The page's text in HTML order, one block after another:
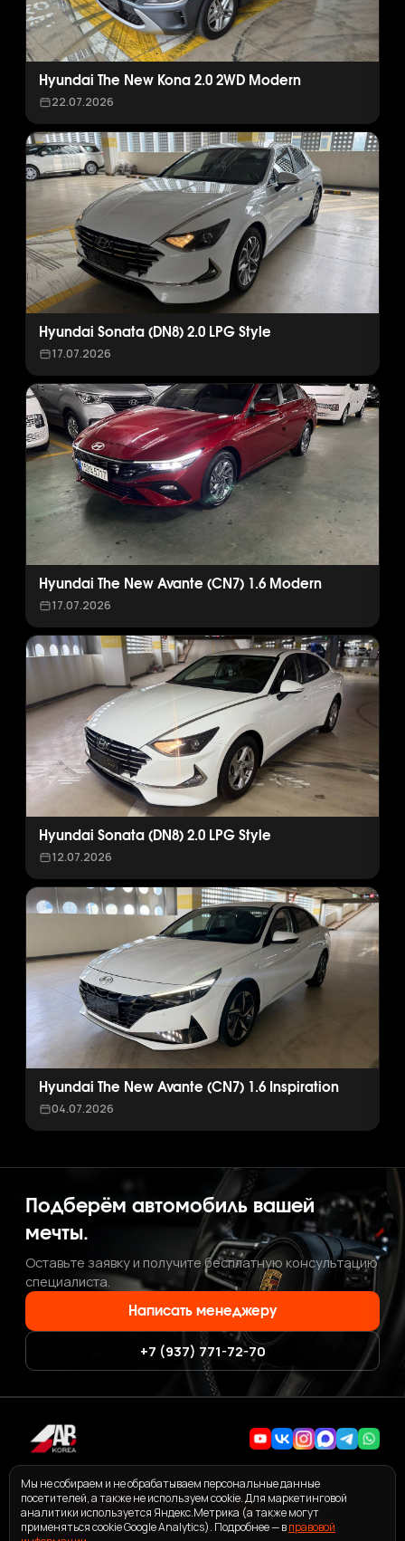
Hyundai The New Kona 2.0 2WD Modern
22.07.2026
Hyundai Sonata (DN8) 2.0 LPG Style
17.07.2026
Hyundai The New Avante (CN7) 1.6 Modern
17.07.2026
Hyundai Sonata (DN8) 2.0 LPG Style
12.07.2026
Hyundai The New Avante (CN7) 1.6 Inspiration
04.07.2026
Подберём автомобиль вашей
мечты.
Оставьте заявку и получите бесплатную консультацию
специалиста.
Написать менеджеру
+7 (937) 771-72-70
Мы не собираем и не обрабатываем персональные данные
посетителей, а также не используем cookie. Для маркетинговой
аналитики используется Яндекс.Метрика (а также могут
применяться cookie Google Analytics). Подробнее — вправовой